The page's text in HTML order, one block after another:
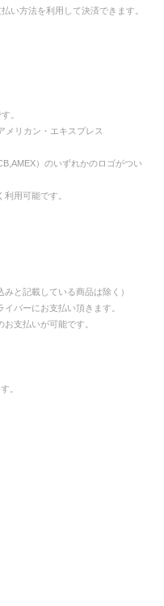
い方法を利用して決済できます。
。
メリカン・エキスプレス
）のいずれかのロゴがつい
用可能です。
と記載している商品は除く）
バーにお支払い頂きます。
支払いが可能です。
。